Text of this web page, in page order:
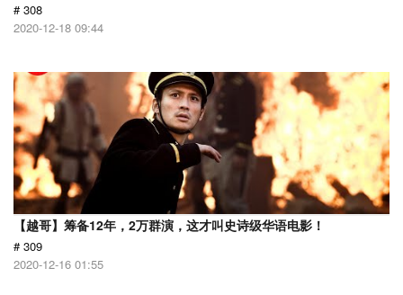
# 308
2020-12-18 09:44
【越哥】筹备12年，2万群演，这才叫史诗级华语电影！
# 309
2020-12-16 01:55